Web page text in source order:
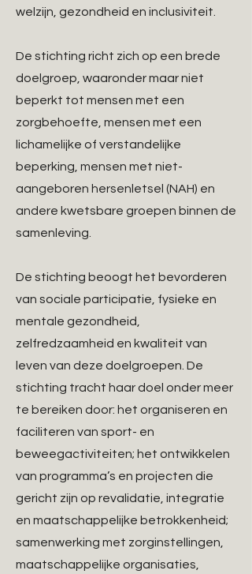
welzijn, gezondheid en inclusiviteit.
De stichting richt zich op een brede
doelgroep, waaronder maar niet
beperkt tot mensen met een
zorgbehoefte, mensen met een
lichamelijke of verstandelijke
beperking, mensen met niet-
aangeboren hersenletsel (NAH) en
andere kwetsbare groepen binnen de
samenleving.
De stichting beoogt het bevorderen
van sociale participatie, fysieke en
mentale gezondheid,
zelfredzaamheid en kwaliteit van
leven van deze doelgroepen. De
stichting tracht haar doel onder meer
te bereiken door: het organiseren en
faciliteren van sport- en
beweegactiviteiten; het ontwikkelen
van programma’s en projecten die
gericht zijn op revalidatie, integratie
en maatschappelijke betrokkenheid;
samenwerking met zorginstellingen,
maatschappelijke organisaties,